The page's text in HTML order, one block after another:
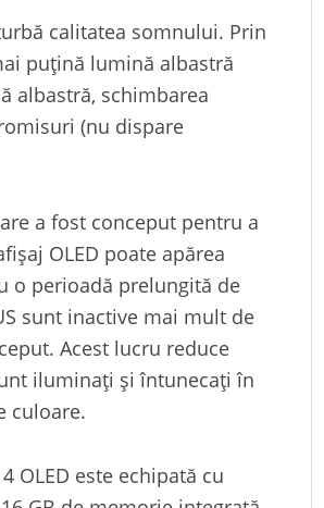
calitatea somnului. Prin
puțină lumină albastră
albastră, schimbarea
(nu dispare
a fost conceput pentru a
OLED poate apărea
o perioadă prelungită de
sunt inactive mai mult de
Acest lucru reduce
iluminați și întunecați în
culoare.
OLED este echipată cu